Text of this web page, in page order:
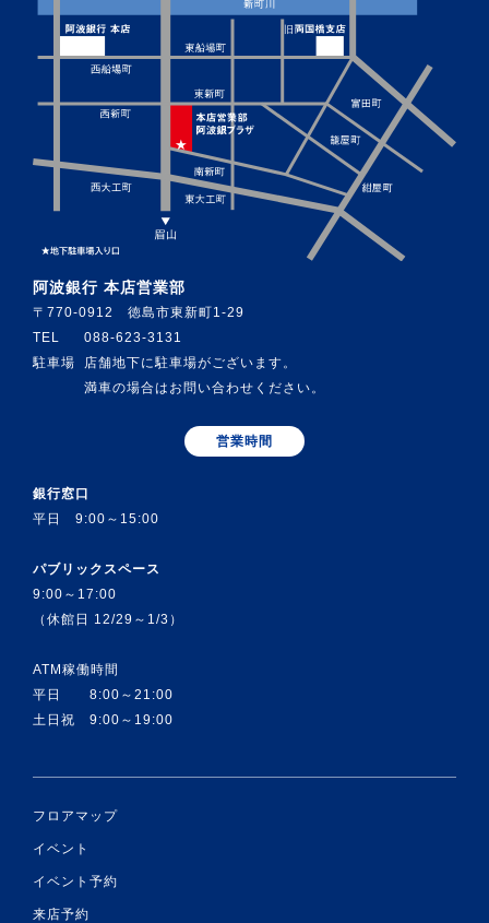
阿波銀行 本店営業部
〒770-0912 徳島市東新町1-29
TEL
088-623-3131
駐車場
店舗地下に駐車場がございます。
満車の場合はお問い合わせください。
営業時間
銀行窓口
平日 9:00～15:00
パブリックスペース
9:00～17:00
（休館日 12/29～1/3）
ATM稼働時間
平日 8:00～21:00
土日祝 9:00～19:00
フロアマップ
イベント
イベント予約
来店予約